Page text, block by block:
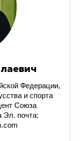
Федерации,
и спорта
Союза
Эл. почта: